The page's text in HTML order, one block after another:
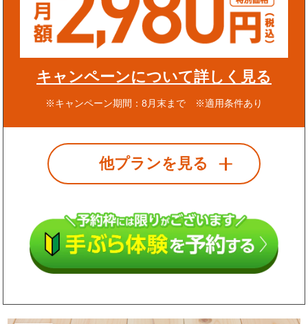
キャンペーンについて詳しく見る
※キャンペーン期間：8月末まで ※適用条件あり
他プランを見る